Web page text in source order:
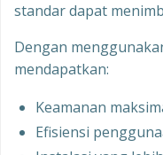
standar dapat
Dengan
mendapatkan:
Keamanan
Efisiensi